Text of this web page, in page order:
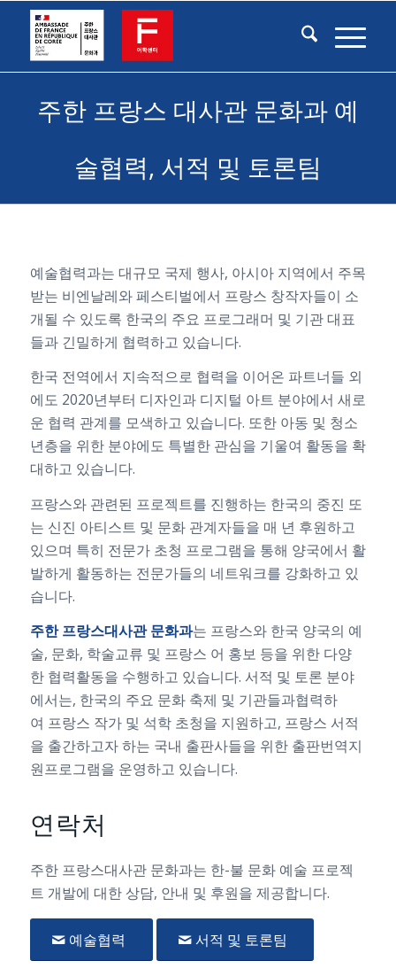
주한 프랑스 대사관 문화과 예
술협력, 서적 및 토론팀
예술협력과는 대규모 국제 행사, 아시아 지역에서 주목
받는 비엔날레와 페스티벌에서 프랑스 창작자들이 소
개될 수 있도록 한국의 주요 프로그래머 및 기관 대표
들과 긴밀하게 협력하고 있습니다.
한국 전역에서 지속적으로 협력을 이어온 파트너들 외
에도 2020년부터 디자인과 디지털 아트 분야에서 새로
운 협력 관계를 모색하고 있습니다. 또한 아동 및 청소
년층을 위한 분야에도 특별한 관심을 기울여 활동을 확
대하고 있습니다.
프랑스와 관련된 프로젝트를 진행하는 한국의 중진 또
는 신진 아티스트 및 문화 관계자들을 매 년 후원하고
있으며 특히 전문가 초청 프로그램을 통해 양국에서 활
발하게 활동하는 전문가들의 네트워크를 강화하고 있
습니다.
주한 프랑스대사관 문화과는 프랑스와 한국 양국의 예
술, 문화, 학술교류 및 프랑스 어 홍보 등을 위한 다양
한 협력활동을 수행하고 있습니다. 서적 및 토론 분야
에서는, 한국의 주요 문화 축제 및 기관들과협력하
여 프랑스 작가 및 석학 초청을 지원하고, 프랑스 서적
을 출간하고자 하는 국내 출판사들을 위한 출판번역지
원프로그램을 운영하고 있습니다.
연락처
주한 프랑스대사관 문화과는 한-불 문화 예술 프로젝
트 개발에 대한 상담, 안내 및 후원을 제공합니다.
예술협력 서적 및 토론팀